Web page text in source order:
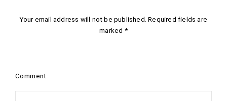
Your email address will not be published. Required fields are
marked *
Comment